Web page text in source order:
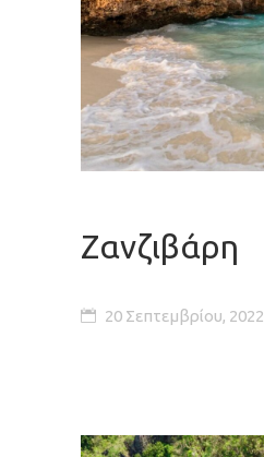
Ζανζιβάρη
20 Σεπτεμβρίου, 2022